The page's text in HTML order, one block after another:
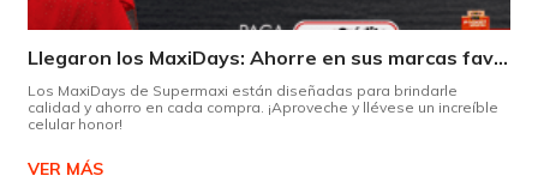
Llegaron los MaxiDays: Ahorre en sus marcas favoritas
Los MaxiDays de Supermaxi están diseñadas para brindarle
calidad y ahorro en cada compra. ¡Aproveche y llévese un increíble
celular honor!
VER MÁS